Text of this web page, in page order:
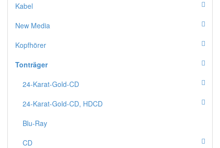
Kabel
New Media
Kopfhörer
Tonträger
24-Karat-Gold-CD
24-Karat-Gold-CD, HDCD
Blu-Ray
CD